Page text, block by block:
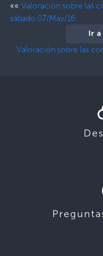
«« Valoración sobre las
sábado 07/May/16
Ir
Valoración sobre las